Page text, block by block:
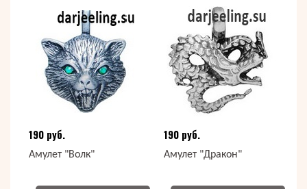
190 руб.
Амулет "Волк"
190 руб.
Амулет "Дракон"